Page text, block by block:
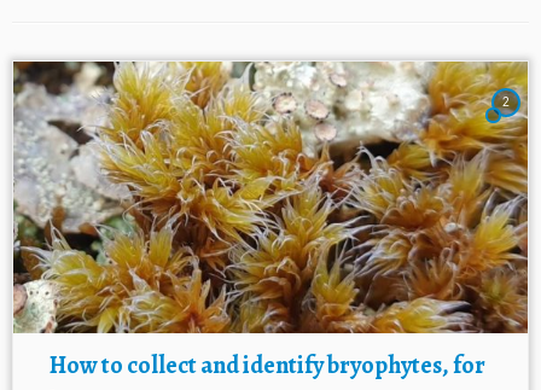
2
How to collect and identify bryophytes, for